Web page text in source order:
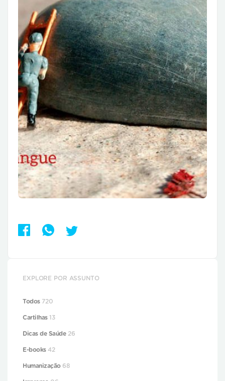
EXPLORE POR ASSUNTO
Todos 720
Cartilhas13
Dicas de Saúde 26
E-books 42
Humanização 68